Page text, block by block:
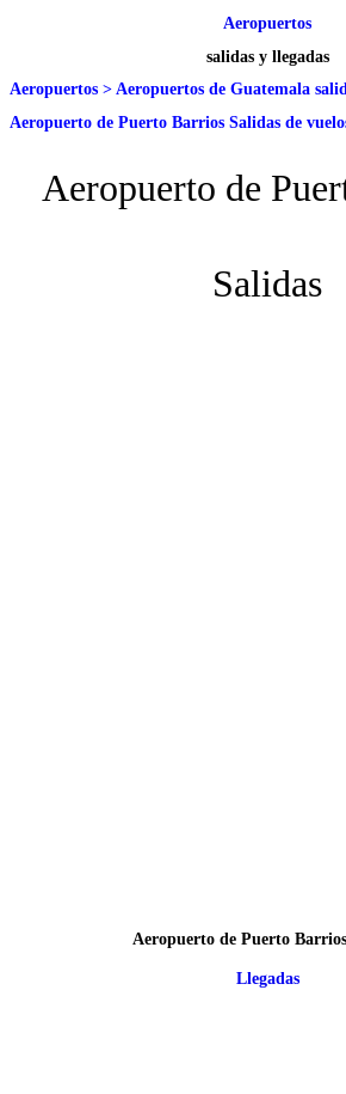
Aeropuertos
salidas y llegadas
Aeropuertos > Aeropuertos de Guatemala
Aeropuerto de Puerto Barrios Salidas de
Aeropuerto de
Salidas
Aeropuerto de Puerto
Llegadas